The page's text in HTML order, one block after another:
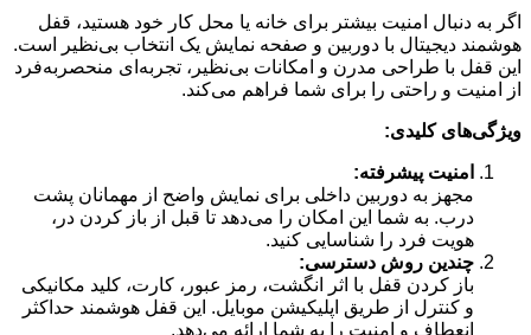
اگر به دنبال امنیت بیشتر برای خانه یا محل کار خود هستید، قفل
هوشمند دیجیتال با دوربین و صفحه نمایش یک انتخاب بی‌نظیر است.
این قفل با طراحی مدرن و امکانات بی‌نظیر، تجربه‌ای منحصر‌به‌فرد
از امنیت و راحتی را برای شما فراهم می‌کند.
ویژگی‌های کلیدی:
امنیت پیشرفته:
مجهز به دوربین داخلی برای نمایش واضح از مهمانان پشت
درب. به شما این امکان را می‌دهد تا قبل از باز کردن در،
هویت فرد را شناسایی کنید.
چندین روش دسترسی:
باز کردن قفل با اثر انگشت، رمز عبور، کارت، کلید مکانیکی
و کنترل از طریق اپلیکیشن موبایل. این قفل هوشمند حداکثر
انعطاف و امنیت را به شما ارائه می‌دهد.